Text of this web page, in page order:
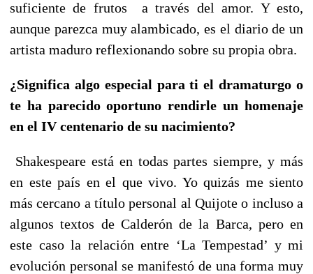
suficiente de frutos a través del amor. Y esto,
aunque parezca muy alambicado, es el diario de un
artista maduro reflexionando sobre su propia obra.
¿Significa algo especial para ti el dramaturgo o
te ha parecido oportuno rendirle un homenaje
en el IV centenario de su nacimiento?
Shakespeare está en todas partes siempre, y más
en este país en el que vivo. Yo quizás me siento
más cercano a título personal al Quijote o incluso a
algunos textos de Calderón de la Barca, pero en
este caso la relación entre ‘La Tempestad’ y mi
evolución personal se manifestó de una forma muy